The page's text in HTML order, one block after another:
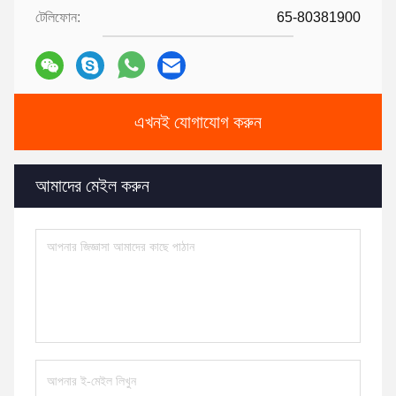
টেলিফোন: 65-80381900
এখনই যোগাযোগ করুন
আমাদের মেইল করুন